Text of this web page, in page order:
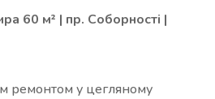
60 м² | пр. Соборності |
ремонтом у цегляному